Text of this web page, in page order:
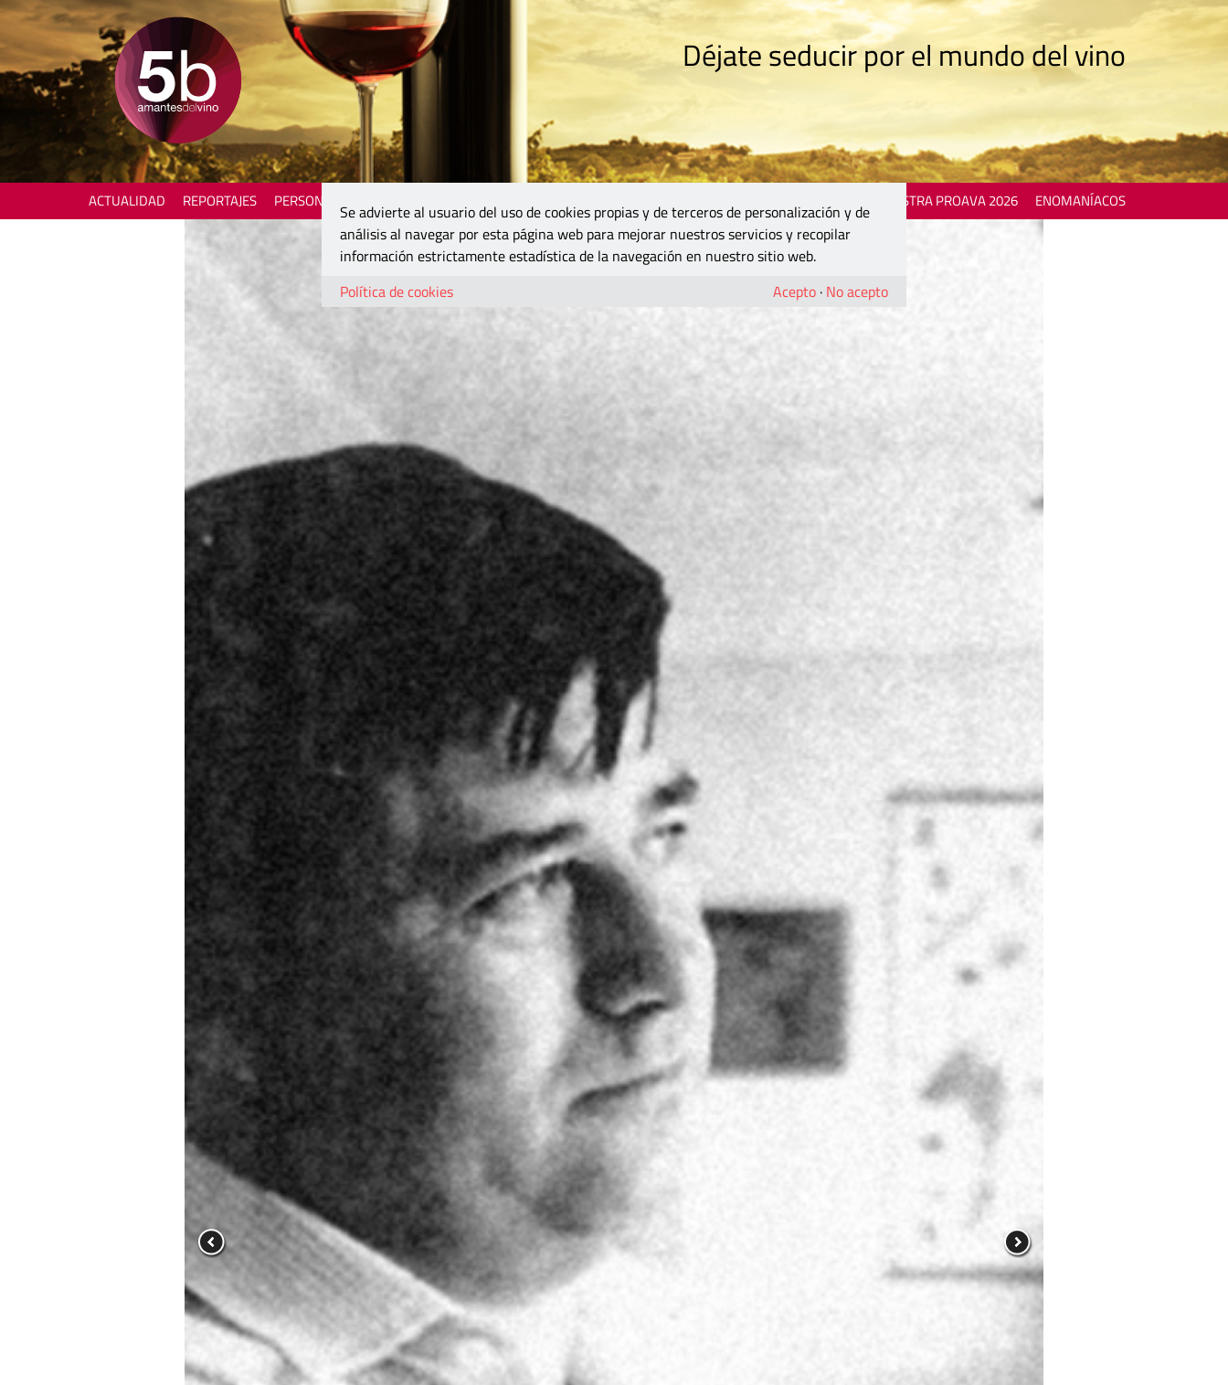
Déjate seducir por el mundo del vino
ACTUALIDAD REPORTAJES PERSONAJES MOSTRA PROAVA 2026 ENOMANÍACOS
Se advierte al usuario del uso de cookies propias y de terceros de personalización y de
análisis al navegar por esta página web para mejorar nuestros servicios y recopilar
información estrictamente estadística de la navegación en nuestro sitio web.
Política de cookies
Acepto · No acepto